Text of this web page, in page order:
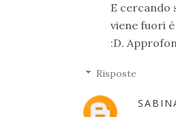
E cercando
viene fuori
:D.
Risposte